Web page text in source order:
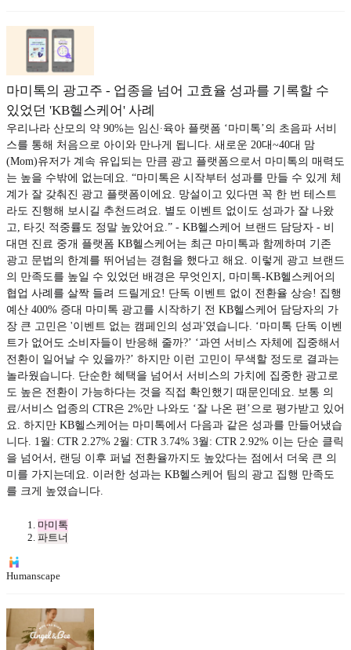
마미톡의 광고주 - 업종을 넘어 고효율 성과를 기록할 수
있었던 'KB헬스케어' 사례
우리나라 산모의 약 90%는 임신∙육아 플랫폼 ‘마미톡’의 초음파 서비
스를 통해 처음으로 아이와 만나게 됩니다. 새로운 20대~40대 맘
(Mom)유저가 계속 유입되는 만큼 광고 플랫폼으로서 마미톡의 매력도
는 높을 수밖에 없는데요. “마미톡은 시작부터 성과를 만들 수 있게 체
계가 잘 갖춰진 광고 플랫폼이에요. 망설이고 있다면 꼭 한 번 테스트
라도 진행해 보시길 추천드려요. 별도 이벤트 없이도 성과가 잘 나왔
고, 타깃 적중률도 정말 높았어요.” - KB헬스케어 브랜드 담당자 - 비
대면 진료 중개 플랫폼 KB헬스케어는 최근 마미톡과 함께하며 기존
광고 문법의 한계를 뛰어넘는 경험을 했다고 해요. 이렇게 광고 브랜드
의 만족도를 높일 수 있었던 배경은 무엇인지, 마미톡-KB헬스케어의
협업 사례를 살짝 들려 드릴게요! 단독 이벤트 없이 전환율 상승! 집행
예산 400% 증대 마미톡 광고를 시작하기 전 KB헬스케어 담당자의 가
장 큰 고민은 '이벤트 없는 캠페인의 성과'였습니다. ‘마미톡 단독 이벤
트가 없어도 소비자들이 반응해 줄까?’ ‘과연 서비스 자체에 집중해서
전환이 일어날 수 있을까?’ 하지만 이런 고민이 무색할 정도로 결과는
놀라웠습니다. 단순한 혜택을 넘어서 서비스의 가치에 집중한 광고로
도 높은 전환이 가능하다는 것을 직접 확인했기 때문인데요. 보통 의
료/서비스 업종의 CTR은 2%만 나와도 ‘잘 나온 편’으로 평가받고 있어
요. 하지만 KB헬스케어는 마미톡에서 다음과 같은 성과를 만들어냈습
니다. 1월: CTR 2.27% 2월: CTR 3.74% 3월: CTR 2.92% 이는 단순 클릭
을 넘어서, 랜딩 이후 퍼널 전환율까지도 높았다는 점에서 더욱 큰 의
미를 가지는데요. 이러한 성과는 KB헬스케어 팀의 광고 집행 만족도
를 크게 높였습니다.
마미톡
파트너
Humanscape